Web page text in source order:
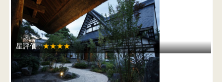
星評価 :★★★★
山形座 瀧波